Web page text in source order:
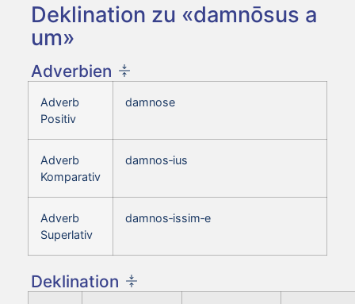
Deklination zu «damnōsus a
um»
Adverbien
Adverb
Positiv
damnose
Adverb
Komparativ
damnos‑ius
Adverb
Superlativ
damnos‑issim‑e
Deklination